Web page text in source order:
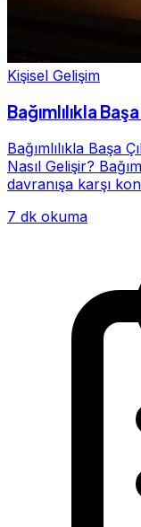
Kişisel Gelişim
Bağımlılıkla
Bağımlılıkla Başa
Nasıl Gelişir?
davranışa karşı
7 dk okuma